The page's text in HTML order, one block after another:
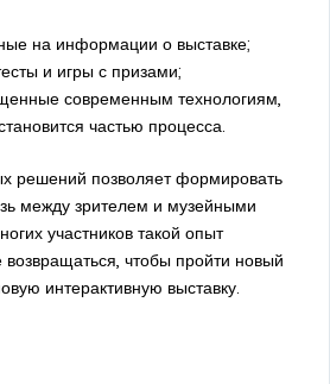
на информации о выставке;
и игры с призами;
современным технологиям,
частью процесса.
решений позволяет формировать
между зрителем и музейными
участников такой опыт
чтобы пройти новый
интерактивную выставку.